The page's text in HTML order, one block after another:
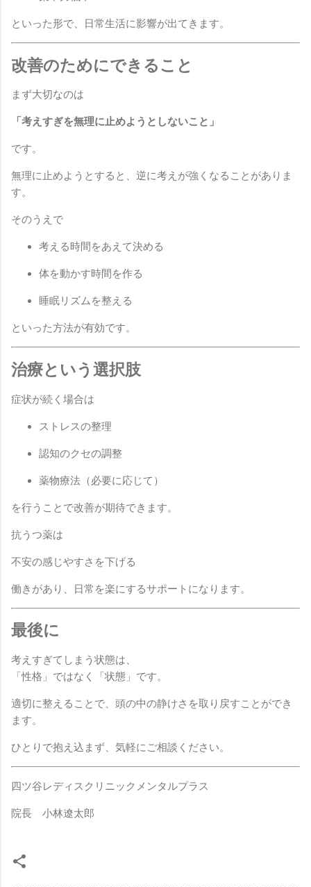
といった形で、日常生活に影響が出てきます。
改善のためにできること
まず大切なのは
「考えすぎを無理に止めようとしないこと」
です。
無理に止めようとすると、逆に考えが強くなることがありま
す。
そのうえで
考える時間をあえて決める
体を動かす時間を作る
睡眠リズムを整える
といった方法が有効です。
治療という選択肢
症状が続く場合は
ストレスの整理
認知のクセの調整
薬物療法（必要に応じて）
を行うことで改善が期待できます。
抗うつ薬は
不安の感じやすさを下げる
働きがあり、日常を楽にするサポートになります。
最後に
考えすぎてしまう状態は、
「性格」ではなく「状態」です。
適切に整えることで、頭の中の静けさを取り戻すことができ
ます。
ひとりで抱え込まず、気軽にご相談ください。
四ツ谷レディスクリニックメンタルプラス
院長 小林遼太郎